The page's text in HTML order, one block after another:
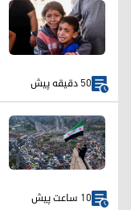
50 دقیقه پیش
10 ساعت پیش